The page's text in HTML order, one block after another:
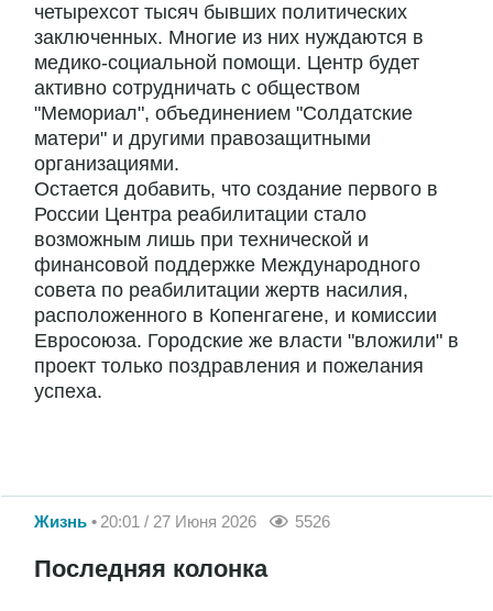
четырехсот тысяч бывших политических
заключенных. Многие из них нуждаются в
медико-социальной помощи. Центр будет
активно сотрудничать с обществом
"Мемориал", объединением "Солдатские
матери" и другими правозащитными
организациями.
Остается добавить, что создание первого в
России Центра реабилитации стало
возможным лишь при технической и
финансовой поддержке Международного
совета по реабилитации жертв насилия,
расположенного в Копенгагене, и комиссии
Евросоюза. Городские же власти "вложили" в
проект только поздравления и пожелания
успеха.
Жизнь 20:01 / 27 Июня 2026 5526
Последняя колонка